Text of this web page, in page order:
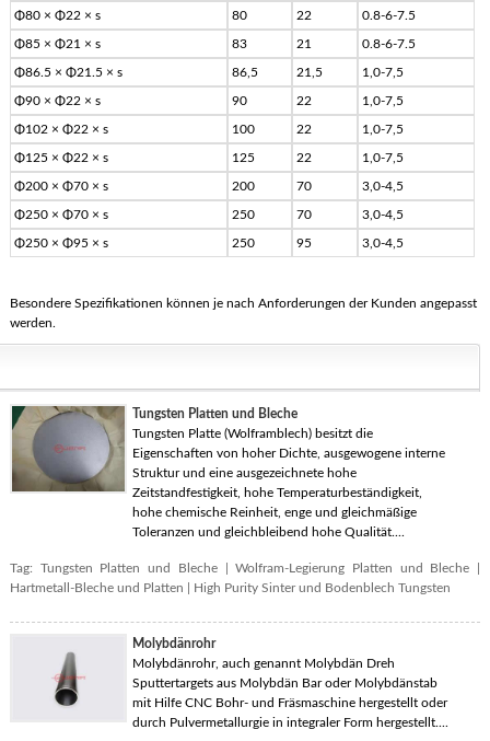
Φ80 × Φ22 × s 80 22 0.8-6-7.5
Φ85 × Φ21 × s 83 21 0.8-6-7.5
Φ86.5 × Φ21.5 × s 86,5 21,5 1,0-7,5
Φ90 × Φ22 × s 90 22 1,0-7,5
Φ102 × Φ22 × s 100 22 1,0-7,5
Φ125 × Φ22 × s 125 22 1,0-7,5
Φ200 × Φ70 × s 200 70 3,0-4,5
Φ250 × Φ70 × s 250 70 3,0-4,5
Φ250 × Φ95 × s 250 95 3,0-4,5
Besondere Spezifikationen können je nach Anforderungen der Kunden angepasst
werden.
Tungsten Platten und Bleche
Tungsten Platte (Wolframblech) besitzt die
Eigenschaften von hoher Dichte, ausgewogene interne
Struktur und eine ausgezeichnete hohe
Zeitstandfestigkeit, hohe Temperaturbeständigkeit,
hohe chemische Reinheit, enge und gleichmäßige
Toleranzen und gleichbleibend hohe Qualität....
Tag: Tungsten Platten und Bleche|Wolfram-Legierung Platten und Bleche
Hartmetall-Bleche und Platten
High Purity Sinter und Bodenblech Tungsten
Molybdänrohr
Molybdänrohr, auch genannt Molybdän Dreh
Sputtertargets aus Molybdän Bar oder Molybdänstab
mit Hilfe CNC Bohr- und Fräsmaschine hergestellt oder
durch Pulvermetallurgie in integraler Form hergestellt....